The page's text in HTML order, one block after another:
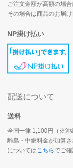
ご注文金額が高額の場
その場合は商品のお届
NP掛け払い
配送について
送料
全国一律 1,100円（※沖
離島・中継料金が加算
についてはこちらでご確